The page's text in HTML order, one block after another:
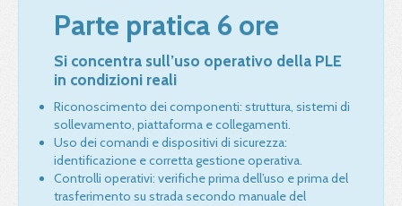
Parte pratica 6 ore
Si concentra sull’uso operativo della PLE
in condizioni reali
Riconoscimento dei componenti: struttura, sistemi di
sollevamento, piattaforma e collegamenti.
Uso dei comandi e dispositivi di sicurezza:
identificazione e corretta gestione operativa.
Controlli operativi: verifiche prima dell’uso e prima del
trasferimento su strada secondo manuale del